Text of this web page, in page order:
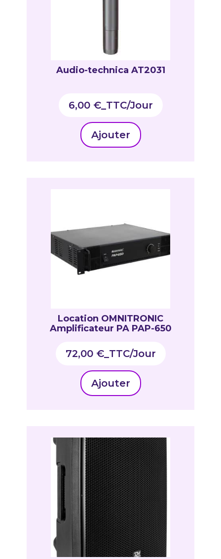
Audio-technica AT2031
6,00 €_TTC
Ajouter
Location OMNITRONIC
Amplificateur PA PAP-650
72,00 €_TTC
Ajouter